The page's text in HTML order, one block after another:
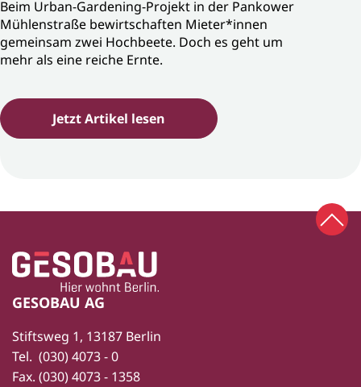
Beim Urban-Gardening-Projekt in der Pankower
Mühlenstraße bewirtschaften Mieter*innen
gemeinsam zwei Hochbeete. Doch es geht um
mehr als eine reiche Ernte.
Jetzt Artikel lesen
Fußbereich
Zur Startseite
GESOBAU AG
Stiftsweg 1, 13187 Berlin
Tel. (030) 4073 - 0
Fax. (030) 4073 - 1358